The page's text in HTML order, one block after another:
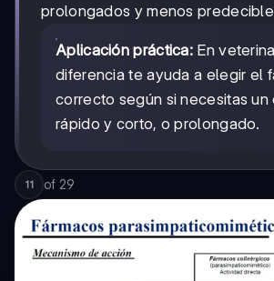
prolongados y menos
Aplicación práctica: En
diferencia te ayuda a elegir el
correcto según si necesitas un
rápido y corto, o prolongado.
11 of 29